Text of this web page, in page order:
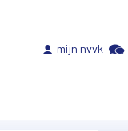
mijn nvvk